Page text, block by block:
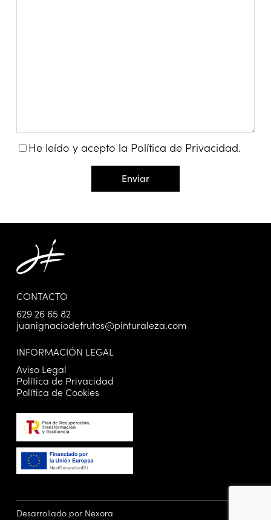
He leído y acepto la Política de Privacidad.
CONTACTO
629 26 65 82
juanignaciodefrutos@pinturaleza.com
INFORMACIÓN LEGAL
Aviso Legal
Política de Privacidad
Política de Cookies
Desarrollado por Nexora